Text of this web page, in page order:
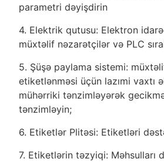
parametri dəyişdirin
4. Elektrik qutusu: Elektron
müxtəlif nəzarətçilər və PLC
5. Şüşə paylama sistemi:
etiketlənməsi üçün lazımi vaxtı
mühərriki tənzimləyərək gecikmə
tənzimləyin;
6. Etiketlər Plitəsi: Etiketləri
7. Etiketlərin təzyiqi: Məhsulları